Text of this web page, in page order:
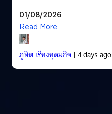
01/08/2026
Read More
ภูษิต เรืองอุดมกิจ| 4 days ago